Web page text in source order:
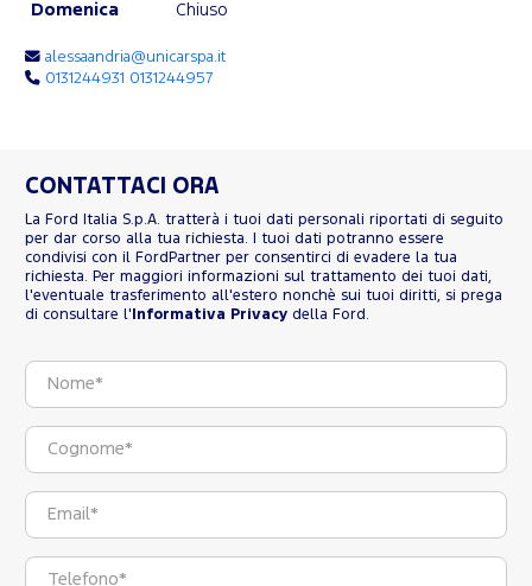
Domenica Chiuso
alessaandria@unicarspa.it
0131244931 0131244957
CONTATTACI ORA
La Ford Italia S.p.A. tratterà i tuoi dati personali riportati di seguito
per dar corso alla tua richiesta. I tuoi dati potranno essere
condivisi con il FordPartner per consentirci di evadere la tua
richiesta. Per maggiori informazioni sul trattamento dei tuoi dati,
l'eventuale trasferimento all'estero nonchè sui tuoi diritti, si prega
di consultare l' Informativa Privacy della Ford.